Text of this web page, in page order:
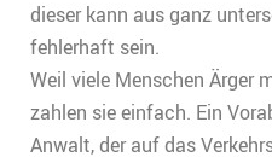
dieser kann aus ganz
fehlerhaft sein.
Weil viele Menschen Ärger
zahlen sie einfach. Ein
Anwalt, der auf das